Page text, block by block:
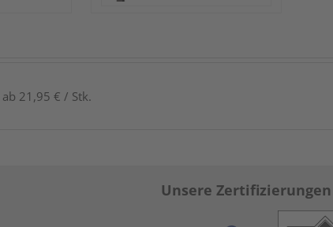
ab 21,95 € / Stk.
Unsere